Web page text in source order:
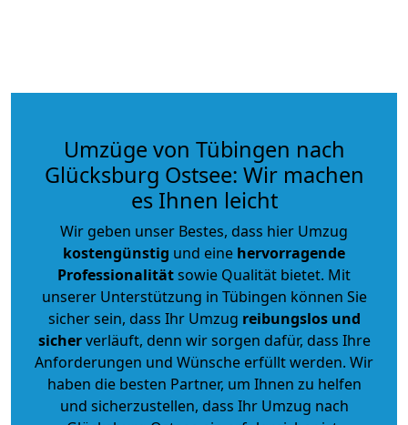
Umzüge von Tübingen nach
Glücksburg Ostsee: Wir machen
es Ihnen leicht
Wir geben unser Bestes, dass hier Umzug
kostengünstig und eine hervorragende
Professionalitätsowie Qualität bietet. Mit
unserer Unterstützung in Tübingen können Sie
sicher sein, dass Ihr Umzug reibungslos und
sicherverläuft, denn wir sorgen dafür, dass Ihre
Anforderungen und Wünsche erfüllt werden. Wir
haben die besten Partner, um Ihnen zu helfen
und sicherzustellen, dass Ihr Umzug nach